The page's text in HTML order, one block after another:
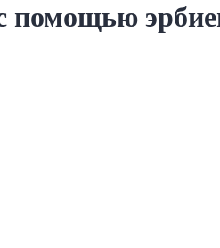
помощью